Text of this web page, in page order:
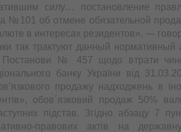
силу… постановление
№101 об отмене обязательной
в интересах резидентов», —
так трактуют данный
№ 457 щодо втрати
банку України від
продажу надходжень в
обов´язковий продаж 50%
підстав. Згідно абзацу 7
правових актів на